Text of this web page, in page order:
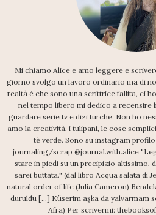
Mi chiamo Alice e amo leggere e
giorno svolgo un lavoro ordinario ma di
realtà è che sono una scrittrice fallita, ci
nel tempo libero mi dedico a recensire
guardare serie tv e dizi turche. Non ho
amo la creatività, i tulipani, le cose
tè verde. Sono su instagram
journaling/scrap @journal.with.alice
stare in piedi su un precipizio altissimo,
sarei buttata." (dal libro Acqua salata di
natural order of life (Julia Cameron) Bendeki
duruldu [...] Küserim aşka da yalvarmam
Afra) Per scrivermi: